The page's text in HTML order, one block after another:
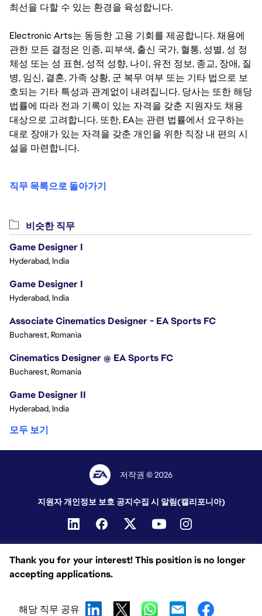
최선을 다할 수 있는 환경을 육성합니다.
Electronic Arts는 동등한 고용 기회를 제공합니다. 채용에
관한 모든 결정은 인종, 피부색, 출신 국가, 혈통, 성별, 성 정
체성 또는 성 표현, 성적 성향, 나이, 유전 정보, 종교, 장애, 질
병, 임신, 결혼, 가족 상황, 군 복무 여부 또는 기타 법으로 보
호되는 기타 특성과 관계없이 내려집니다. 당사는 또한 해당
법률에 따라 전과 기록이 있는 자격을 갖춘 지원자도 채용
대상으로 고려합니다. 또한, EA는 관련 법률에서 요구하는
대로 장애가 있는 자격을 갖춘 개인을 위한 직장 내 편의 시
설을 마련합니다.
직무 목록으로 돌아가기
Thank you for your interest! This position is no longer
accepting applications.
해당 직무 공유
비슷한 직무
Game Designer I
Hyderabad, India
Game Designer I
Hyderabad, India
Associate Cinematics Designer - EA Sports FC
Bucharest, Romania
Cinematics Designer @ EA Sports FC
Bucharest, Romania
Game Designer II
Hyderabad, India
모두 보기
저작권 © 2026
지원자 개인정보 보호 공지수집 시 알림(캘리포니아)